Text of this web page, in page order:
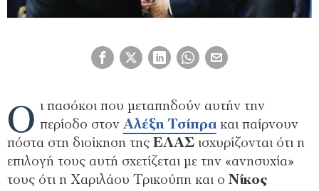
Ο ι πασόκοι που μεταπηδούν αυτήν την
περίοδο στον Αλέξη Τσίπρακαι παίρνουν
πόστα στη διοίκηση της ΕΛΑΣ ισχυρίζονται ότι η
επιλογή τους αυτή σχετίζεται με την «ανησυχία»
τους ότι η Χαριλάου Τρικούπη και ο Νίκος